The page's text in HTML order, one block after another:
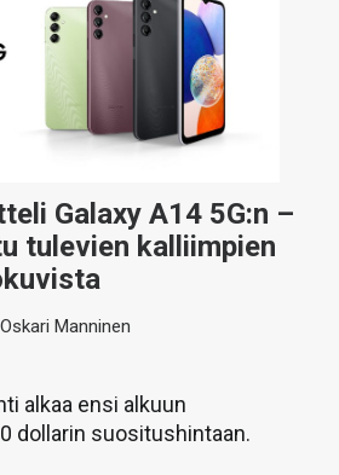
Galaxy A14 5G:n –
tulevien kalliimpien
Oskari Manninen
alkaa ensi alkuun
dollarin suositushintaan.